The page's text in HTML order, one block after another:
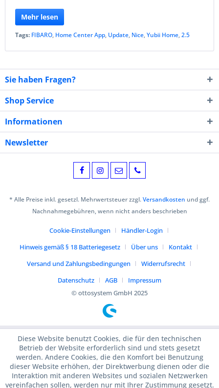
Mehr lesen
Tags: FIBARO, Home Center App, Update, Nice,Yubii Home,2.5
Sie haben Fragen?
Shop Service
Informationen
Newsletter
* Alle Preise inkl. gesetzl. Mehrwertsteuer zzgl.Versandkosten und ggf.
Nachnahmegebühren, wenn nicht anders beschrieben
Cookie-Einstellungen
Händler-Login
Hinweis gemäß § 18 Batteriegesetz
Über uns
Kontakt
Versand und Zahlungsbedingungen
Widerrufsrecht
Datenschutz
AGB
Impressum
© ottosystem GmbH 2025
Diese Website benutzt Cookies, die für den technischen
Betrieb der Website erforderlich sind und stets gesetzt
werden. Andere Cookies, die den Komfort bei Benutzung
dieser Website erhöhen, der Direktwerbung dienen oder die
Interaktion mit anderen Websites und sozialen Netzwerken
vereinfachen sollen, werden nur mit Ihrer Zustimmung gesetzt.